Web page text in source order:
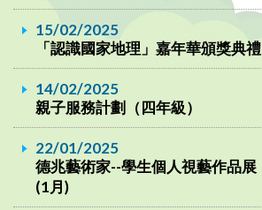
15/02/2025
「認識國家地理」嘉年華頒獎典禮
14/02/2025
親子服務計劃（四年級）
22/01/2025
德兆藝術家--學生個人視藝作品展
(1月)